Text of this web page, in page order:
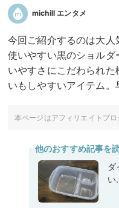
michill エンタメ
今回ご紹介するのは大
使いやすい黒のショル
いやすさにこだわられ
いもしやすいアイテム
本ページはアフィリエイトプ
他のおすすめ記事を
ダ
い